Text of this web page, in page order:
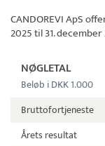
CANDOREVI ApS
2025 til 31.
NØGLETAL
Beløb i DKK 1.000
Bruttofortjeneste
Årets resultat